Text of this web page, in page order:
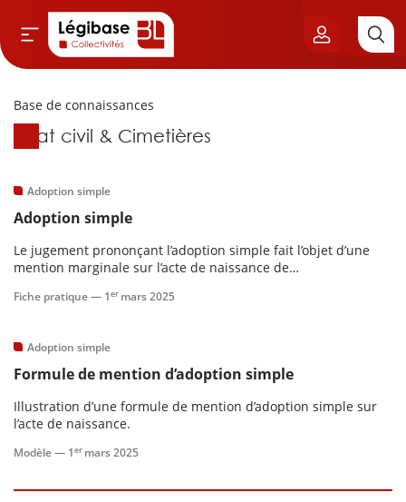
& Cimetières
& Élu local
Finances locales
publique
Base de connaissances
Base de connaissances
État civil & Cimetières
Adoption simple
Adoption simple
Le jugement prononçant l’adoption simple fait l’objet d’une
mention marginale sur l’acte de naissance de
famille d’origine de l’enfant.Contenu :
Fiche pratique — 1er mars 2025
Adoption simple
Formule de mention d’adoption simple
Illustration d’une formule de mention d’adoption simple sur
l’acte de naissance.
Modèle — 1er mars 2025